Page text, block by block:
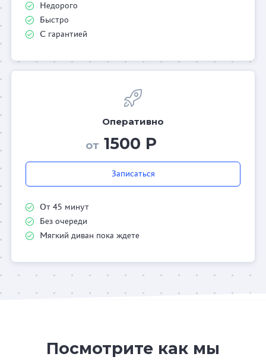
Недорого
Быстро
С гарантией
Оперативно
от 1500 Р
Записаться
От 45 минут
Без очереди
Мягкий диван пока ждете
Посмотрите как мы